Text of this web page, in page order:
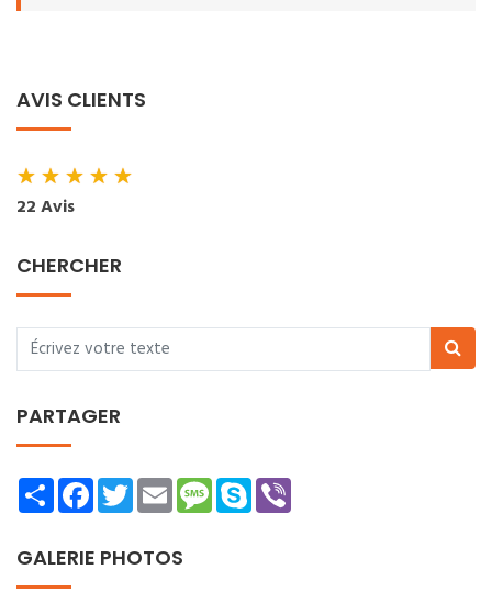
AVIS CLIENTS
★★★★★
22 Avis
CHERCHER
PARTAGER
ShareFacebookTwitterEmailMessage
Skype
GALERIE PHOTOS